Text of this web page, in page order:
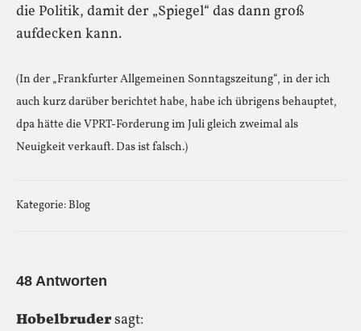
die Politik, damit der „Spiegel“ das dann groß
aufdecken kann.
(In der „Frankfurter Allgemeinen Sonntagszeitung“, in der ich
auch kurz darüber berichtet habe, habe ich übrigens behauptet,
dpa hätte die VPRT-Forderung im Juli gleich zweimal als
Neuigkeit verkauft. Das ist falsch.)
Kategorie:Blog
48 Antworten
Hobelbrudersagt: